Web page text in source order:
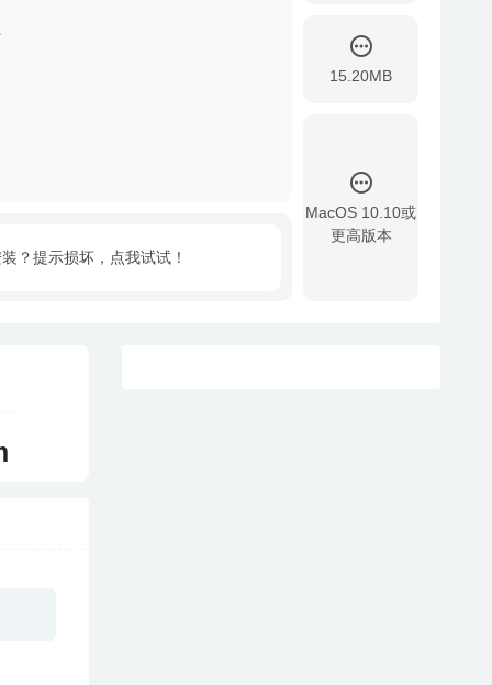
15.20MB
MacOS 10.10或
更高版本
？提示损坏，点我试试！